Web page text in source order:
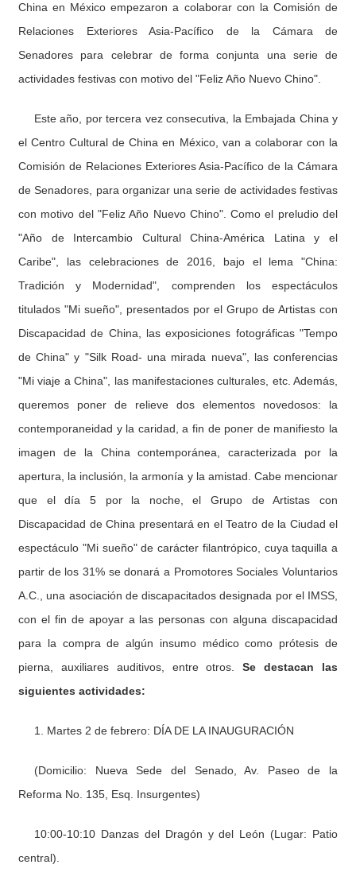
China en México empezaron a colaborar con la Comisión de
Relaciones Exteriores Asia-Pacífico de la Cámara de
Senadores para celebrar de forma conjunta una serie de
actividades festivas con motivo del "Feliz Año Nuevo Chino".
Este año, por tercera vez consecutiva, la Embajada China y
el Centro Cultural de China en México, van a colaborar con la
Comisión de Relaciones Exteriores Asia-Pacífico de la Cámara
de Senadores, para organizar una serie de actividades festivas
con motivo del "Feliz Año Nuevo Chino". Como el preludio del
"Año de Intercambio Cultural China-América Latina y el
Caribe", las celebraciones de 2016, bajo el lema "China:
Tradición y Modernidad", comprenden los espectáculos
titulados "Mi sueño", presentados por el Grupo de Artistas con
Discapacidad de China, las exposiciones fotográficas "Tempo
de China" y "Silk Road- una mirada nueva", las conferencias
"Mi viaje a China", las manifestaciones culturales, etc. Además,
queremos poner de relieve dos elementos novedosos: la
contemporaneidad y la caridad, a fin de poner de manifiesto la
imagen de la China contemporánea, caracterizada por la
apertura, la inclusión, la armonía y la amistad. Cabe mencionar
que el día 5 por la noche, el Grupo de Artistas con
Discapacidad de China presentará en el Teatro de la Ciudad el
espectáculo "Mi sueño" de carácter filantrópico, cuya taquilla a
partir de los 31% se donará a Promotores Sociales Voluntarios
A.C., una asociación de discapacitados designada por el IMSS,
con el fin de apoyar a las personas con alguna discapacidad
para la compra de algún insumo médico como prótesis de
pierna, auxiliares auditivos, entre otros.Se destacan las
siguientes actividades:
1. Martes 2 de febrero: DÍA DE LA INAUGURACIÓN
(Domicilio: Nueva Sede del Senado, Av. Paseo de la
Reforma No. 135, Esq. Insurgentes)
10:00-10:10 Danzas del Dragón y del León (Lugar: Patio
central).